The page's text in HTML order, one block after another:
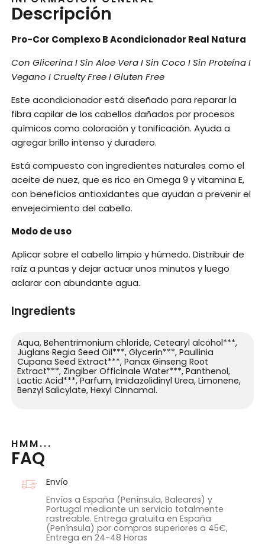
Descripción
Pro-Cor Complexo B Acondicionador Real Natura
Con Glicerina I Sin Aloe Vera I Sin Coco I Sin Proteína I
Vegano I Cruelty Free I Gluten Free
Este acondicionador está diseñado para reparar la
fibra capilar de los cabellos dañados por procesos
químicos como coloración y tonificación. Ayuda a
agregar brillo intenso y duradero.
Está compuesto con ingredientes naturales como el
aceite de nuez, que es rico en Omega 9 y vitamina E,
con beneficios antioxidantes que ayudan a prevenir el
envejecimiento del cabello.
Modo de uso
Aplicar sobre el cabello limpio y húmedo. Distribuir de
raíz a puntas y dejar actuar unos minutos y luego
aclarar con abundante agua.
Ingredients
Aqua, Behentrimonium chloride, Cetearyl alcohol***,
Juglans Regia Seed Oil***, Glycerin***, Paullinia
Cupana Seed Extract***, Panax Ginseng Root
Extract***, Zingiber Officinale Water***, Panthenol,
Lactic Acid***, Parfum, Imidazolidinyl Urea, Limonene,
Benzyl Salicylate, Hexyl Cinnamal.
HMM...
FAQ
Envío
Envíos a España (Península, Baleares) y
Portugal mediante un servicio totalmente
rastreable. Entrega gratuita en España
(Península) por compras superiores a 45€,
Entrega en 24-48 Horas